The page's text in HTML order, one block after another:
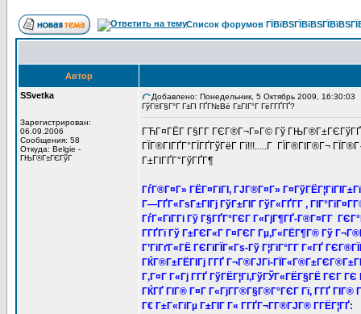
Список форумов
Автор
SSvetka
Зарегистрирован:
06.09.2006
Сообщения: 58
Откуда: Belgie -
ГЊГ®Г±ГЄГўГ
Добавлено: Понедельник, 5 Октябрь 2009, 16:30:03
ГўГ®Г§Г°Г Г±ГІ ГҐГ№Вё Г±ГІГ°Г ГёГ­ГҐГҐ?
ГЋГ¤ГЁГ­ Г§Г­Г ГЄГ®Г¬Г»Г© Гў ГЊГ®Г±ГЄГўГҐ
ГЇГ®ГІГҐГ°ГЇГҐГўГёГ Гї!!!.....Г ГЇГ®ГІГ®Г¬
Г±ГІГҐГ°ГўГҐГ¶
ГѓГ®Г¤Г» ГЁГ¤ГіГІ, ГЈГ®Г¤Г»
Г—ГҐГ«ГѕГ±ГІГј ГўГ±ГІГ ГўГ«ГҐГ­Г ,
ГѓГ«ГїГ­Гі Гў Г§ГҐГ°ГЄГ Г«ГјГ¶ГҐ-Г®Г¤Г­Г
ГГҐГї Гў Г±ГЄГ«Г Г¤ГЄГ Гµ,Г«ГЁГ¶Г® Гў
Г’ГіГґГ«ГЁ ГЄГіГЇГ«Гѕ-Гў Г¦ГіГ°Г­Г Г«ГҐ
ГЌГ®Г±ГЁГІГј Г­ГҐ Г¬Г®ГЈГі-
Г‚Г¤Г Г«Гј Г­ГҐ ГўГЁГ¦Гі,ГўГЎГ«ГЁГ§ГЁ ГЄГ ГЄ
ГЌГҐ ГІГ® Г¤Г Г«ГјГ­Г®Г§Г®Г°ГЄГ Гї, Г­ГҐ ГІГ®
Г€ Г±Г«ГіГµ Г±ГІГ Г« Г­ГҐГ¬Г­Г®ГЈГ® Г­ГЁГ¦ГҐ: